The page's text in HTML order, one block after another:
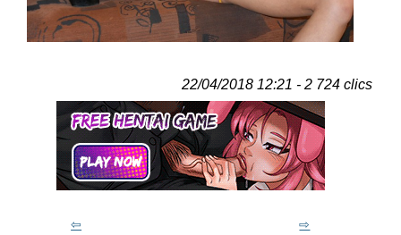
22/04/2018 12:21 - 2 724 clics